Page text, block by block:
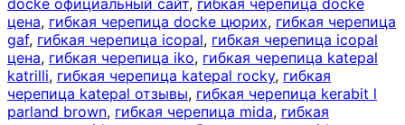
цена, гибкая черепица docke цюрих, гибкая черепица
gaf, гибкая черепица icopal, гибкая черепица icopal
цена, гибкая черепица iko, гибкая черепица katepal
katrilli, гибкая черепица katepal rocky, гибкая
черепица katepal отзывы, гибкая черепица kerabit l
parland brown, гибкая черепица mida, гибкая